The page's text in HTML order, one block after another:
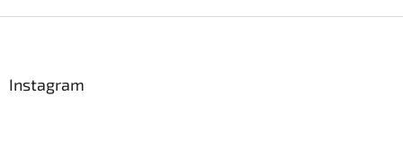
Instagram